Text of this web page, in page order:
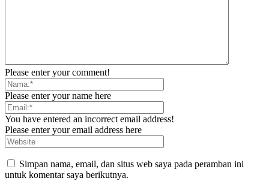
Please enter your comment!
Please enter your name here
You have entered an incorrect email address!
Please enter your email address here
Simpan nama, email, dan situs web saya pada peramban ini
untuk komentar saya berikutnya.